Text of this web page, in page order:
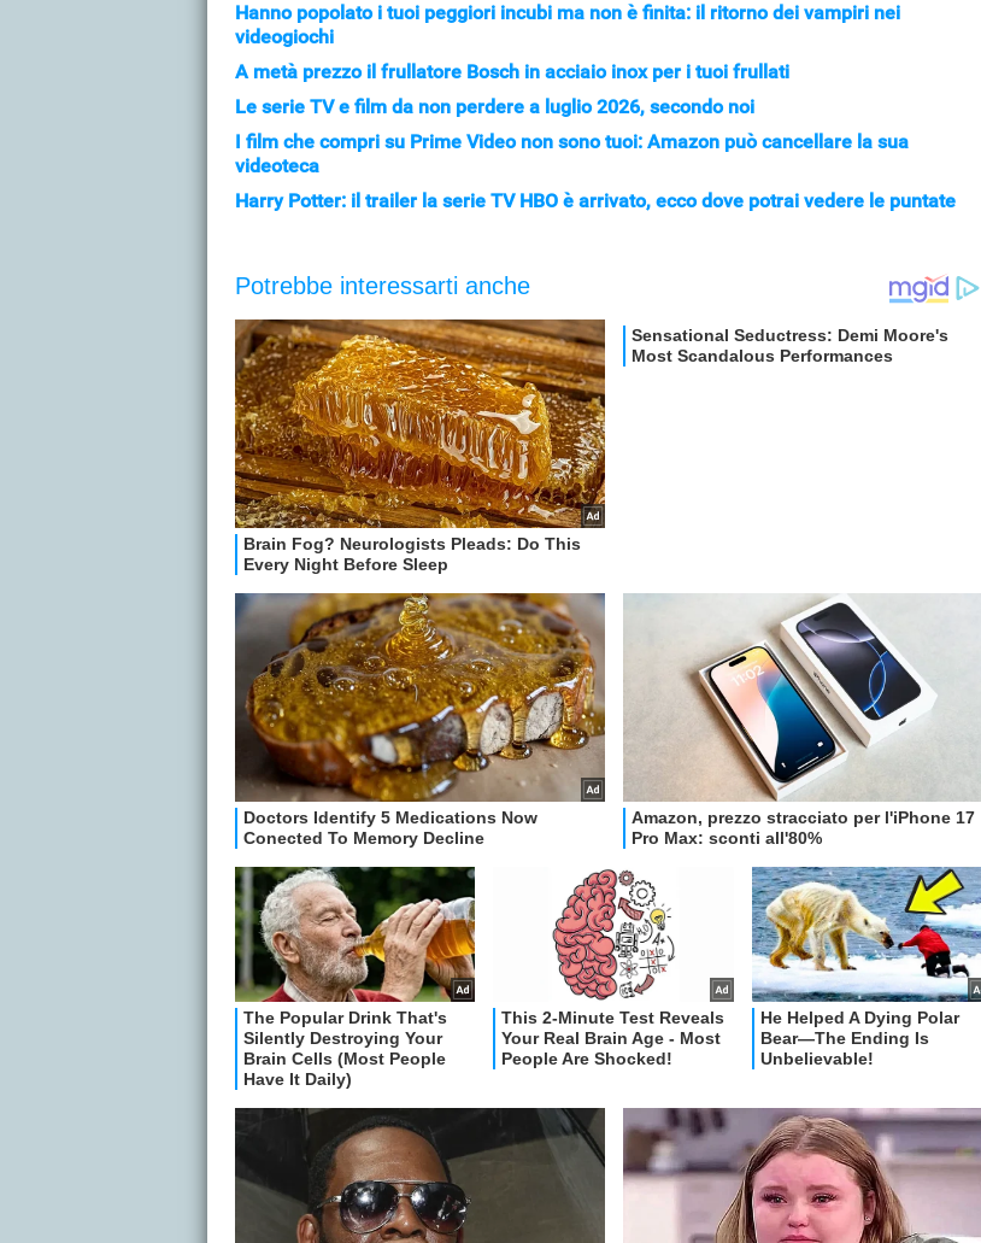
Hanno popolato i tuoi peggiori incubi ma non è finita: il ritorno dei vampiri nei
videogiochi
A metà prezzo il frullatore Bosch in acciaio inox per i tuoi frullati
Le serie TV e film da non perdere a luglio 2026, secondo noi
I film che compri su Prime Video non sono tuoi: Amazon può cancellare la sua
videoteca
Harry Potter: il trailer la serie TV HBO è arrivato, ecco dove potrai vedere le puntate